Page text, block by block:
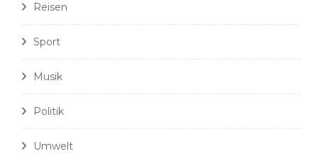
Reisen
Sport
Musik
Politik
Umwelt